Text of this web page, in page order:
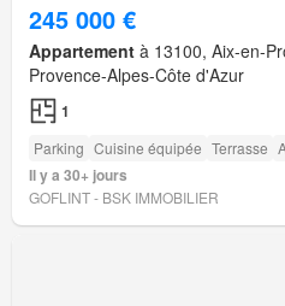
245 000 €
Appartement à 13100, Aix-en-
Provence-Alpes-Côte d'Azur
1
Parking Cuisine équipée Terrasse
Il y a 30+ jours
GOFLINT - BSK IMMOBILIER